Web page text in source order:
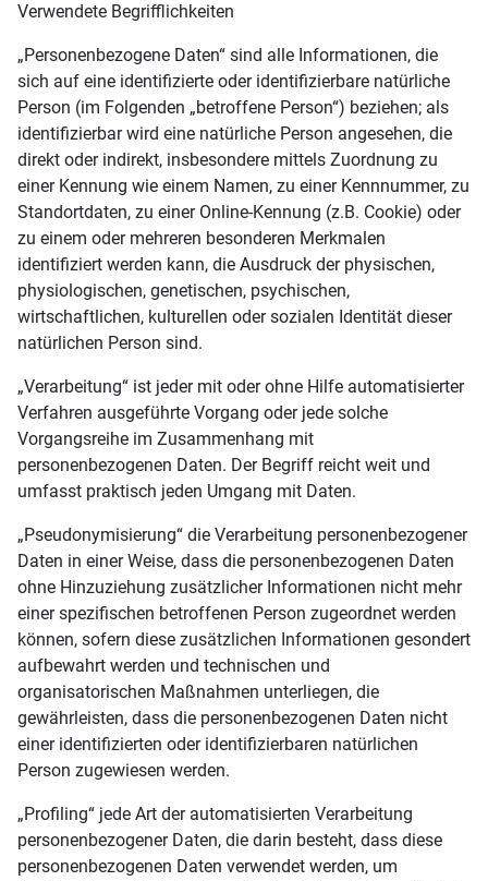
Verwendete Begrifflichkeiten
„Personenbezogene Daten“ sind alle Informationen, die
sich auf eine identifizierte oder identifizierbare natürliche
Person (im Folgenden „betroffene Person“) beziehen; als
identifizierbar wird eine natürliche Person angesehen, die
direkt oder indirekt, insbesondere mittels Zuordnung zu
einer Kennung wie einem Namen, zu einer Kennnummer, zu
Standortdaten, zu einer Online-Kennung (z.B. Cookie) oder
zu einem oder mehreren besonderen Merkmalen
identifiziert werden kann, die Ausdruck der physischen,
physiologischen, genetischen, psychischen,
wirtschaftlichen, kulturellen oder sozialen Identität dieser
natürlichen Person sind.
„Verarbeitung“ ist jeder mit oder ohne Hilfe automatisierter
Verfahren ausgeführte Vorgang oder jede solche
Vorgangsreihe im Zusammenhang mit
personenbezogenen Daten. Der Begriff reicht weit und
umfasst praktisch jeden Umgang mit Daten.
„Pseudonymisierung“ die Verarbeitung personenbezogener
Daten in einer Weise, dass die personenbezogenen Daten
ohne Hinzuziehung zusätzlicher Informationen nicht mehr
einer spezifischen betroffenen Person zugeordnet werden
können, sofern diese zusätzlichen Informationen gesondert
aufbewahrt werden und technischen und
organisatorischen Maßnahmen unterliegen, die
gewährleisten, dass die personenbezogenen Daten nicht
einer identifizierten oder identifizierbaren natürlichen
Person zugewiesen werden.
„Profiling“ jede Art der automatisierten Verarbeitung
personenbezogener Daten, die darin besteht, dass diese
personenbezogenen Daten verwendet werden, um